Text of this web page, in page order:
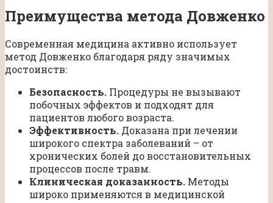
Преимущества метода Довженко
Современная медицина активно использует
метод Довженко благодаря ряду значимых
достоинств:
Безопасность. Процедуры не вызывают
побочных эффектов и подходят для
пациентов любого возраста.
Эффективность. Доказана при лечении
широкого спектра заболеваний – от
хронических болей до восстановительных
процессов после травм.
Клиническая доказанность. Методы
широко применяются в медицинской